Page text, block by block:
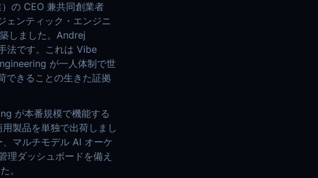
の CEO 兼共同創業者
ェンティック・エンジニ
しました。Andrej
法です。これは Vibe
が一人体制で世
できることの生きた証拠
が本番規模で機能する
製品を単独で出荷しまし
マルチモデル AI オーケ
理ダッシュボードを備え
。